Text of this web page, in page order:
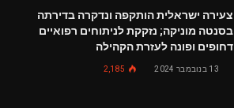
צעירה ישראלית הותקפה ונדקרה בדירתה
בסנטה מוניקה; נזקקת לניתוחים רפואיים
דחופים ופונה לעזרת הקהילה
13 בנובמבר 2024 2,185